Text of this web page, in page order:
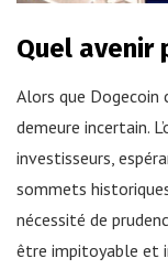
Quel avenir
Alors que Dogecoin
demeure incertain.
investisseurs,
sommets
nécessité de
être impitoyable et